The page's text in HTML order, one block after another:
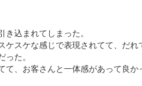
き込まれてしまった。
ケスケな感じで表現されてて、だ
った。
て、お客さんと一体感があって良か